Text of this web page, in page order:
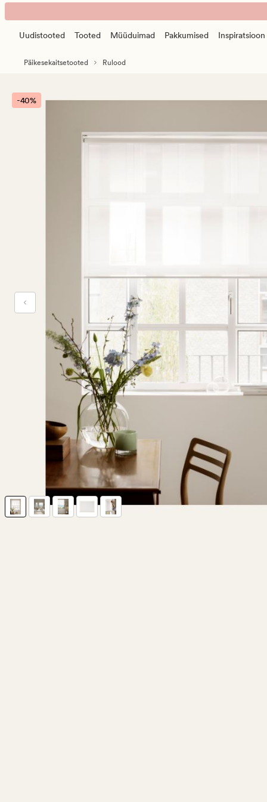
Tea
läbipaistev
rulookardin
banner.
PressUudistooted Tooted Müüduimad Pakkumised Inspiratsioon
Päikesekaitsetooted Rulood
-40%